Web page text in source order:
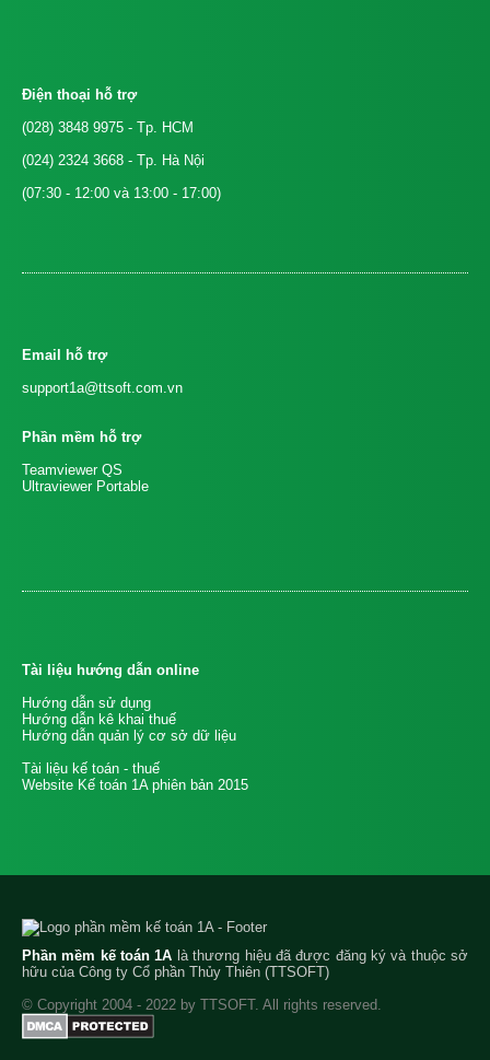
Điện thoại hỗ trợ
(028) 3848 9975 - Tp. HCM
(024) 2324 3668 - Tp. Hà Nội
(07:30 - 12:00 và 13:00 - 17:00)
Email hỗ trợ
support1a@ttsoft.com.vn
Phần mềm hỗ trợ
Teamviewer QS
Ultraviewer Portable
Tài liệu hướng dẫn online
Hướng dẫn sử dụng
Hướng dẫn kê khai thuế
Hướng dẫn quản lý cơ sở dữ liệu
Tài liệu kế toán - thuế
Website Kế toán 1A phiên bản 2015
Phần mềm kế toán 1A là thương hiệu đã được đăng ký và thuộc sở
hữu của Công ty Cổ phần Thủy Thiên (TTSOFT)
© Copyright 2004 - 2022 by TTSOFT. All rights reserved.